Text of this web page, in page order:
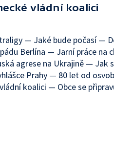
vládní koalici
— Jaké bude počasí —
Berlína — Jarní práce na
agrese na Ukrajině — Jak
Prahy — 80 let od
koalici — Obce se